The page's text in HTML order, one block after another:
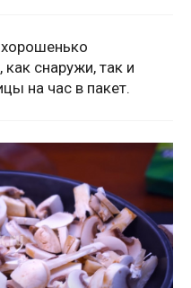
снаружи, так и
на час в пакет.